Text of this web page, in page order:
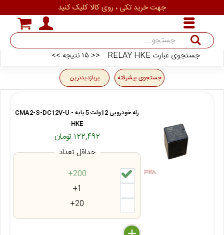
جستجوی عبارت RELAY HKE << ۱۵ نتیجه >>
جستجوی پیشرفته پربازدیدترین
رله خودرویی 12ولت 5 پایه CMA2-S-DC12V-U -
HKE
۱۲۲,۴۹۲ تومان
حداقل تعداد
200+
1+
20+
جهت خرید تکی ، روی کالا کلیک کنید
جستجو